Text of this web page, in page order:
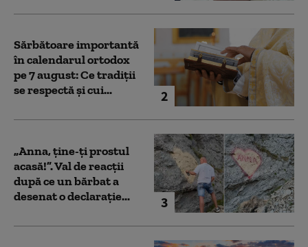
2
Sărbătoare importantă
în calendarul ortodox
pe 7 august: Ce tradiții
se respectă și cui...
3
„Anna, ţine-ţi prostul
acasă!”. Val de reacții
după ce un bărbat a
desenat o declarație...